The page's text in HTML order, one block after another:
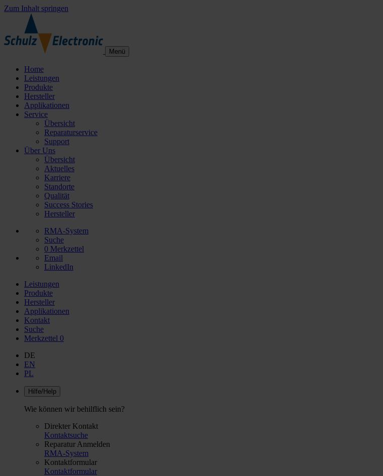
Zum Inhalt springen
Menü
Home
Leistungen
Produkte
Hersteller
Applikationen
Service
Übersicht
Reparaturservice
Support
Über Uns
Übersicht
Aktuelles
Karriere
Standorte
Qualität
Success Stories
Hersteller
RMA-System
Suche
0 Merkzettel
Email
LinkedIn
Leistungen
Produkte
Hersteller
Applikationen
Kontakt
Suche
Merkzettel 0
DE
EN
PL
Hilfe/Help
Wie können wir behilflich sein?
Direkter Kontakt
Kontaktsuche
Reparatur Anmelden
RMA-System
Kontaktformular
Kontaktformular